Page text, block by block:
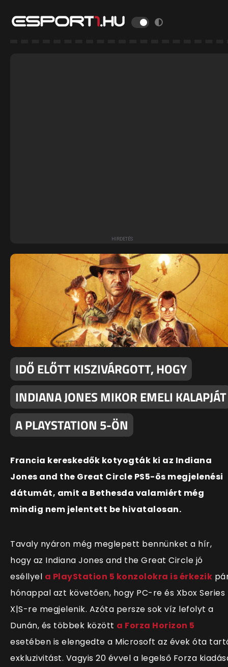
IDŐ ELŐTT KISZIVÁRGOTT, HOGY
INDIANA JONES MIKOR EMELI KALAPJÁT
A PLAYSTATION 5-ÖN
Francia kereskedők kotyogták ki az Indiana
Jones and the Great Circle PS5-ös megjelenési
dátumát, amit a Bethesda valamiért még
mindig nem jelentett be hivatalosan.
Tavaly nyáron még meglepett bennünket a hír,
hogy az Indiana Jones and the Great Circle jó
eséllyel a PlayStation 5 konzolokra is érkezik
hónappal azt követően, hogy PC-re és Xbox Series
X|S-re megjelenik. Azóta persze sok víz lefolyt a
Dunán, és többek között a Forza Horizon 5
esetében is elengedte a Microsoft az évek óta
exkluzivitást. Vagyis 20 évvel a legelső Forza